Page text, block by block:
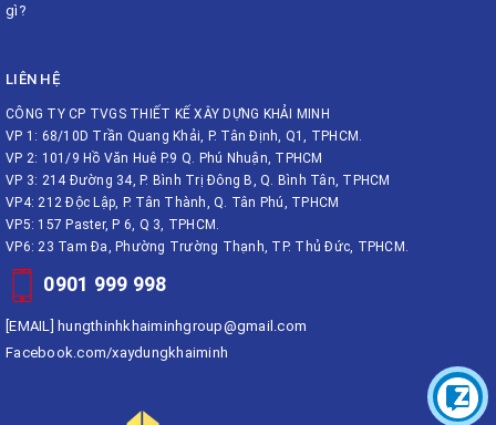
gì?
LIÊN HỆ
CÔNG TY CP TVGS THIẾT KẾ XÂY DỰNG KHẢI MINH
VP 1: 68/10D Trần Quang Khải, P. Tân Định, Q1, TPHCM.
VP 2: 101/9 Hồ Văn Huê P.9 Q. Phú Nhuận, TPHCM
VP 3: 214 Đường 34, P. Bình Trị Đông B, Q. Bình Tân, TPHCM
VP4: 212 Độc Lập, P. Tân Thành, Q. Tân Phú, TPHCM
VP5: 157 Paster, P 6, Q 3, TPHCM.
VP6: 23 Tam Đa, Phường Trường Thạnh, TP. Thủ Đức, TPHCM.
0901 999 998
[EMAIL] hungthinhkhaiminhgroup@gmail.com
Facebook.com/xaydungkhaiminh